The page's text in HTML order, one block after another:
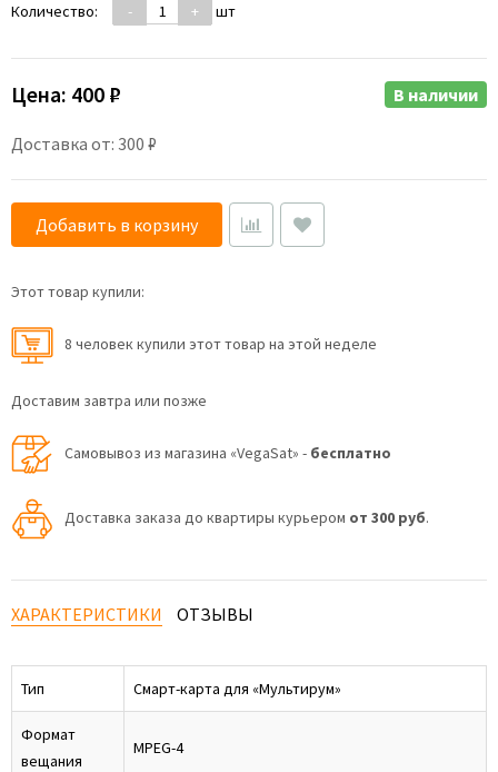
Количество: - + шт
Цена: 400 ₽
Доставка от: 300 ₽
В наличии
Добавить в корзину
Этот товар купили:
8 человек купили этот товар на этой неделе
Доставим завтра или позже
Самовывоз из магазина «VegaSat» - бесплатно
Доставка заказа до квартиры курьером от 300 руб.
ХАРАКТЕРИСТИКИ ОТЗЫВЫ
Тип Смарт-карта для «Мультирум»
Формат
вещания
MPEG-4